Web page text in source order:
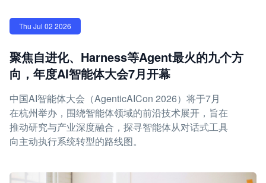
Thu Jul 02 2026
聚焦自进化、Harness等Agent最火的九个方
向，年度AI智能体大会7月开幕
中国AI智能体大会（AgenticAICon 2026）将于7月
在杭州举办，围绕智能体领域的前沿技术展开，旨在
推动研究与产业深度融合，探寻智能体从对话式工具
向主动执行系统转型的路线图。